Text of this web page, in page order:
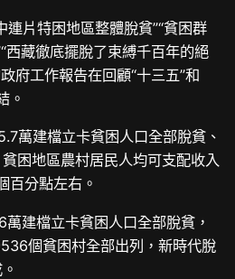
連片特困地區整體脫貧”“貧困群
西藏徹底擺脫了束縛千百年的絕
府工作報告在回顧“十三五”和
。
萬建檔立卡貧困人口全部脫貧、
困地區農村居民人均可支配收入
百分點左右。
萬建檔立卡貧困人口全部脫貧，
個貧困村全部出列，新時代脫